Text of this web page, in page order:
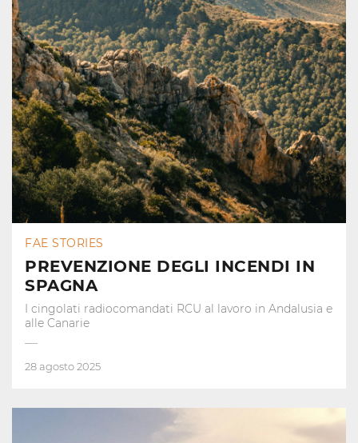
FAE STORIES
PREVENZIONE DEGLI INCENDI IN
SPAGNA
I cingolati radiocomandati RCU al lavoro in Andalusia e
alle Canarie
28 agosto 2025